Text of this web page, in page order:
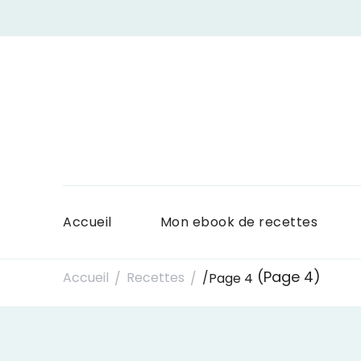
Accueil Mon ebook de recettes
Accueil / Recettes / /Page 4 (Page 4)